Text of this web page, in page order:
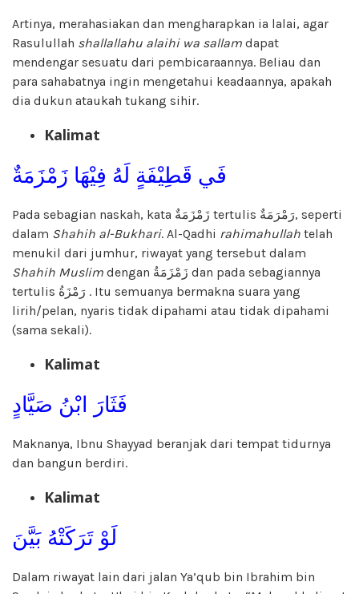
Artinya, merahasiakan dan mengharapkan ia lalai, agar
Rasulullah shallallahu alaihi wa sallam dapat
mendengar sesuatu dari pembicaraannya. Beliau dan
para sahabatnya ingin mengetahui keadaannya, apakah
dia dukun ataukah tukang sihir.
Kalimat
فَي قَطِيْفَةٍ لَهُ فِيْهَا زَمْزَمَةٌ
Pada sebagian naskah, kata زَمْزَمَةٌ tertulis رَمْرَمَةٌ, seperti
dalam Shahih al-Bukhari. Al-Qadhi rahimahullah telah
menukil dari jumhur, riwayat yang tersebut dalam
Shahih Muslim dengan زَمْزَمَةُ dan pada sebagiannya
tertulis رَمْزَةُ . Itu semuanya bermakna suara yang
lirih/pelan, nyaris tidak dipahami atau tidak dipahami
(sama sekali).
Kalimat
فَثَارَ ابْنُ صَيَّادٍ
Maknanya, Ibnu Shayyad beranjak dari tempat tidurnya
dan bangun berdiri.
Kalimat
لَوْ تَرَكَتْهُ بَيَّنَ
Dalam riwayat lain dari jalan Ya’qub bin Ibrahim bin